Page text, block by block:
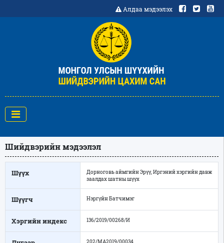
Алдаа мэдээлэх
Шийдвэрийн мэдээлэл
Шүүх
Дорноговь аймгийн Эрүү, Иргэний хэргийн давж
заалдах шатны шүүх
Шүүгч Нэргүйн Батчимэг
Хэргийн индекс 136/2019/00268/И
202/МА2019/00034